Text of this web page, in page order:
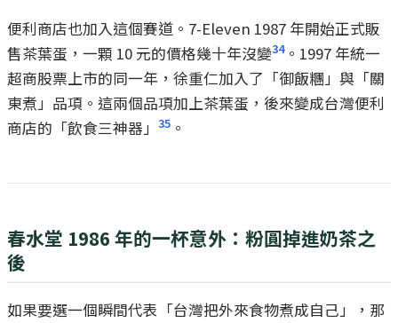
便利商店也加入這個賽道。7-Eleven 1987 年開始正式販
售茶葉蛋，一顆 10 元的價格幾十年沒變34。1997 年統一
超商股票上市的同一年，徐重仁加入了「御飯糰」與「關
東煮」品項。這兩個品項加上茶葉蛋，後來變成台灣便利
商店的「飲食三神器」 35 。
春水堂 1986 年的一杯意外：粉圓掉進奶茶之
後
如果要選一個瞬間代表「台灣把外來食物煮成自己」，那